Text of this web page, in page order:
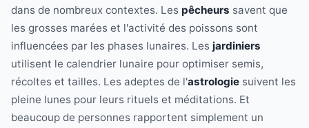
dans de nombreux contextes. Les pêcheurs savent que
les grosses marées et l'activité des poissons sont
influencées par les phases lunaires. Les jardiniers
utilisent le calendrier lunaire pour optimiser semis,
récoltes et tailles. Les adeptes de l'astrologie suivent les
pleine lunes pour leurs rituels et méditations. Et
beaucoup de personnes rapportent simplement un